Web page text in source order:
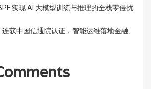
实现 AI 大模型训练与推理的全栈零侵扰
获中国信通院认证，智能运维落地金融、